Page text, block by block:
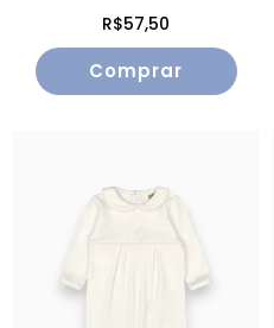
R$57,50
Comprar